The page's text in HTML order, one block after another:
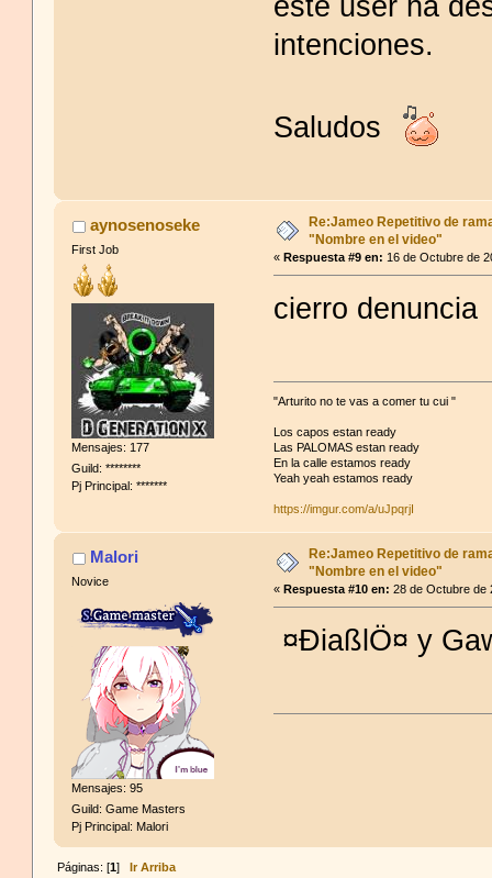
intenciones.
Saludos
aynosenoseke
First Job
Mensajes: 177
Guild: ********
Pj Principal: *******
Re:Jameo Repetitivo de
"Nombre en el video"
«Respuesta #9 en: 16 de Octubre de
cierro denuncia
"Arturito no te vas a comer tu cui "
Los capos estan ready
Las PALOMAS estan ready
En la calle estamos ready
Yeah yeah estamos ready
https://imgur.com/a/uJpqrjI
Malori
Novice
Mensajes: 95
Guild: Game Masters
Pj Principal: Malori
Re:Jameo Repetitivo de
"Nombre en el video"
« Respuesta #10 en: 28 de Octubre de
¤ÐiaßlÖ¤ y
Páginas: [1] Ir Arriba